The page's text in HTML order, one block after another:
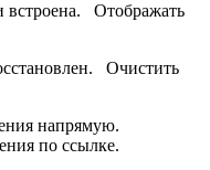
встроена. Отображать
Очистить
напрямую.
по ссылке.